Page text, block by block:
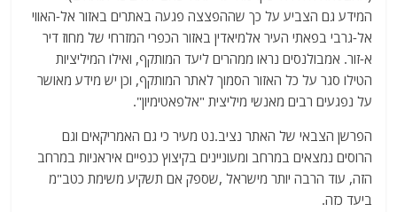
המידע גם הצביע על כך שההפצצה פגעה באתרים באזור אל-האווי
אל-גרבי בפאתי העיר אלמיאדין באזור הכפרי המזרחי של מחוז דיר
א-זור. אמבולנסים נראו ממהרים ליעד המותקף, ואילו המיליציות
הטילו סגר על כל האזור הסמוך לאתר המותקף, וכן יש מידע מאושר
על נפגעים רבים מאנשי מיליצית "אלפאטימיון".
הפרשן הצבאי של האתר נציב.נט מעיר כי גם האמריקאים וגם
הרוסים נמצאים במרחב ומעוניינים בקיצוץ כנפיים איראניות במרחב
הזה, עוד הרבה יותר מישראל ,שספק אם תשקיע משימת כטב"מ
ביעד כזה.